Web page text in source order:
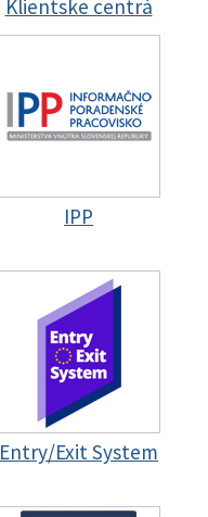
Klientske centrá
IPP
Entry/Exit System